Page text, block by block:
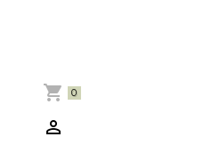
0